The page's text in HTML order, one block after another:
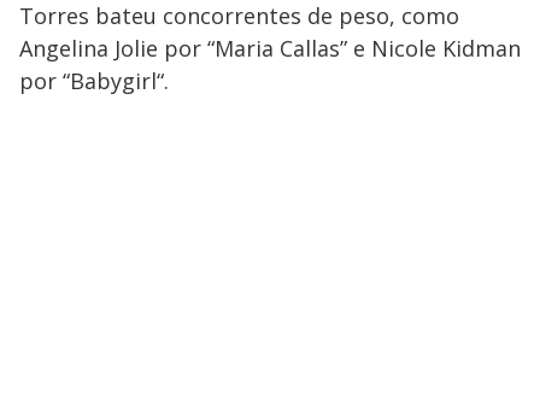
Torres bateu concorrentes de peso, como
Angelina Jolie por “Maria Callas” e Nicole Kidman
por “Babygirl“.